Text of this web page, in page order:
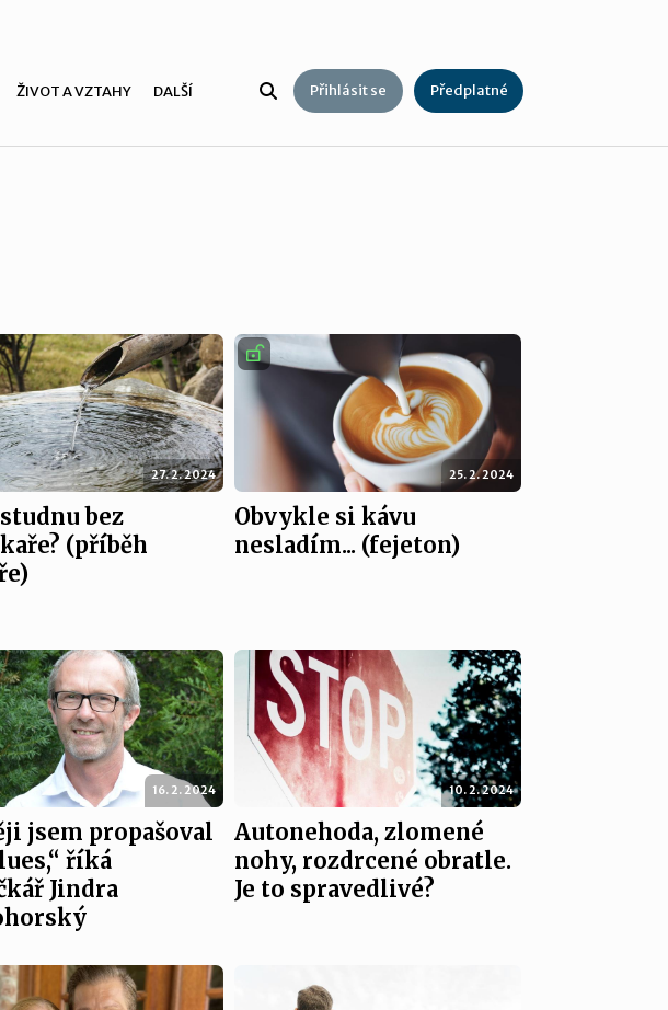
ŽIVOT A VZTAHY DALŠÍ Přihlásit se Předplatné
27. 2. 2024
bez
(příběh
25. 2. 2024
Obvykle si kávu
nesladím... (fejeton)
16. 2. 2024
jsem propašoval
říká
Jindra
10. 2. 2024
Autonehoda, zlomené
nohy, rozdrcené obratle.
Je to spravedlivé?